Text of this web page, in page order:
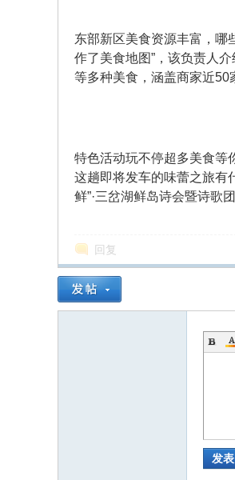
新
东部新区美食资源丰富，哪
作了美食地图”，该负责人
等多种美食，涵盖商家近50
特色活动玩不停超多美食等
这趟即将发车的味蕾之旅有
鲜”·三岔湖鲜岛诗会暨诗歌
回复
发